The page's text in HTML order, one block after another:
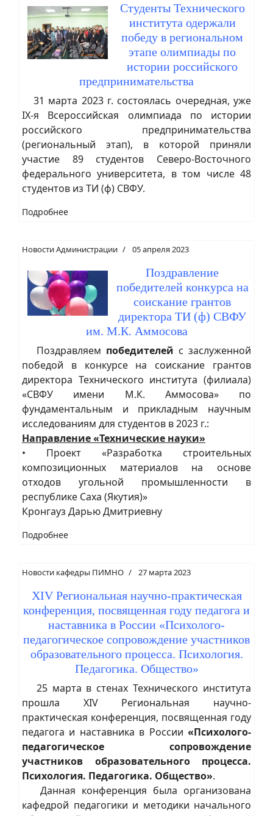
Студенты Технического
института одержали
победу в региональном
этапе олимпиады по
истории российского
предпринимательства
31 марта 2023 г. состоялась очередная, уже
IX-я Всероссийская олимпиада по истории
российского предпринимательства
(региональный этап), в которой приняли
участие 89 студентов Северо-Восточного
федерального университета, в том числе 48
студентов из ТИ (ф) СВФУ.
Подробнее
Новости Администрации 05 апреля 2023
Поздравление
победителей конкурса на
соискание грантов
директора ТИ (ф) СВФУ
им. М.К. Аммосова
Поздравляем победителей с заслуженной
победой в конкурсе на соискание грантов
директора Технического института (филиала)
«СВФУ имени М.К. Аммосова» по
фундаментальным и прикладным научным
исследованиям для студентов в 2023 г.:
Направление «Технические науки»
• Проект «Разработка строительных
композиционных материалов на основе
отходов угольной промышленности в
республике Саха (Якутия)»
Кронгауз Дарью Дмитриевну
Подробнее
Новости кафедры ПИМНО 27 марта 2023
XIV Региональная научно-практическая
конференция, посвященная году педагога и
наставника в России «Психолого-
педагогическое сопровождение участников
образовательного процесса. Психология.
Педагогика. Общество»
25 марта в стенах Технического института
прошла XIV Региональная научно-
практическая конференция, посвященная году
педагога и наставника в России «Психолого-
педагогическое сопровождение
участников образовательного процесса.
Психология. Педагогика. Общество».
Данная конференция была организована
кафедрой педагогики и методики начального